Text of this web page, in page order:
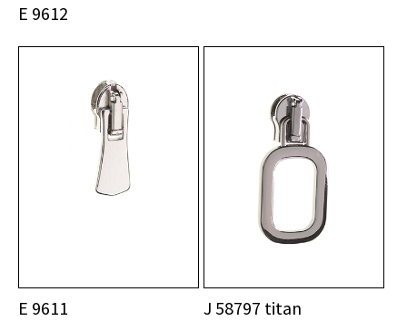
E 9612
E 9611 J 58797 titan